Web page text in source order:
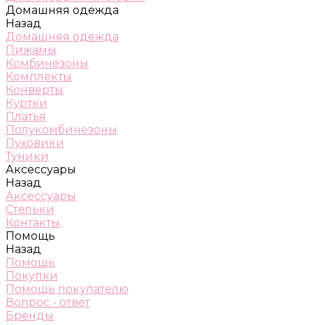
Домашняя одежда
Назад
Домашняя одежда
Пижамы
Комбинезоны
Комплекты
Конверты
Куртки
Платья
Полукомбинезоны
Пуховики
Туники
Аксессуары
Назад
Аксессуары
Стельки
Контакты
Помощь
Назад
Помощь
Покупки
Помощь покупателю
Вопрос - ответ
Бренды